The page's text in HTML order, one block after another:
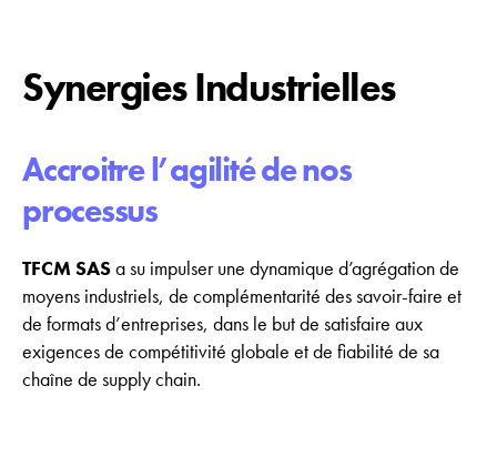
Synergies Industrielles
Accroitre l’agilité de nos
processus
TFCM SASa su impulser une dynamique d’agrégation de
moyens industriels, de complémentarité des savoir-faire et
de formats d’entreprises, dans le but de satisfaire aux
exigences de compétitivité globale et de fiabilité de sa
chaîne de supply chain.